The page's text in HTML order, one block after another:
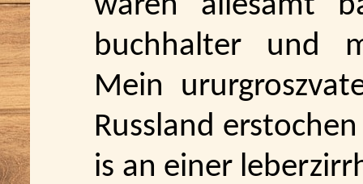
buchhalter und
Mein
Russland
is an einer